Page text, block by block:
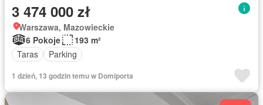
3 474 000 zł
Warszawa, Mazowieckie
6 Pokoje
193 m²
Taras
Parking
1 dzień, 13 godzin temu w Domiporta